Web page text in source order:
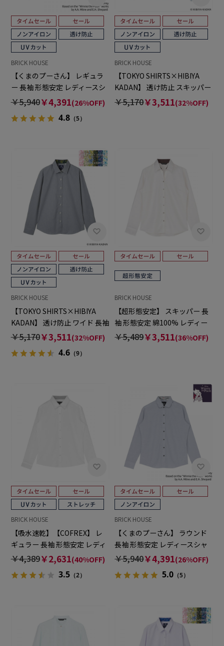
BRICK HOUSE
【くまのプーさん】 レギュラ
ー 長袖 形態安定 レディースシ
ャツ 【透け防止】
￥5,940￥4,391(26%OFF)
4.8（5）
BRICK HOUSE
【TOKYO SHIRTS×HIBIYA
KADAN】 透け防止 スキッパー
長袖 形態安定 レディースシャ
￥5,170￥3,511(32%OFF)
BRICK HOUSE
【TOKYO SHIRTS×HIBIYA
KADAN】 透け防止 ワイド 長袖
形態安定 レディースシャツ
￥5,170￥3,511(32%OFF)
4.6（9）
BRICK HOUSE
【超形態安定】 スキッパー 長
袖 形態安定 綿100% レディー
スシャツ
￥5,489￥3,511(36%OFF)
BRICK HOUSE
【吸水速乾】【COFREX】 レ
ギュラー 長袖 形態安定 レディ
ースシャツ
￥4,389￥2,631(40%OFF)
3.5（2）
BRICK HOUSE
【くまのプーさん】 ラウンド
長袖 形態安定 レディースシャ
ツ
￥5,940￥4,391(26%OFF)
5.0 （5）